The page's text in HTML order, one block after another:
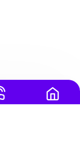
تمامی حقوق مادی و